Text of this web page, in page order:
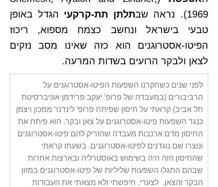
1969). נראה שב
תלתן תת-קרקעי הגדל באופן
טבעי בישראל ונחשב כצמח מספוא, ריכוז
הפיטו-אסטרוגנים הוא כזה שאינו מסב נזקים
לצאן ולבקר הרועים בשדות המרעה.
לפני שנים כשחקרנו השפעות הפיטו-אסטרוגנים על
הרביבורים (במעבדה של פרופ' יעקב פרידמן אוניברסיטת
תל אביב) קראתי על חיסון שפיתח פרופ' לינדנר ממכון ויצמן
כנגד השפעות פיטו-אסטרוגנים על צאן ובקר. הוא פיתח את
החיסון מדם ארנבות מעבדה שהזריק להם פיטו-אסטרוגנים
ונוצרו שם נוגדנים לפיטו-אסטרוגנים. בשעתו קראתי
שהחיסון הזה היה בשימוש באוסטרליה ובארצות אחרות
שבהם התגלו השפעות שליליות של פיטו-אסטרוגנים במזון
הבקר והצאן. לצערי. חיפשתי ולא מצאתי את העבודות